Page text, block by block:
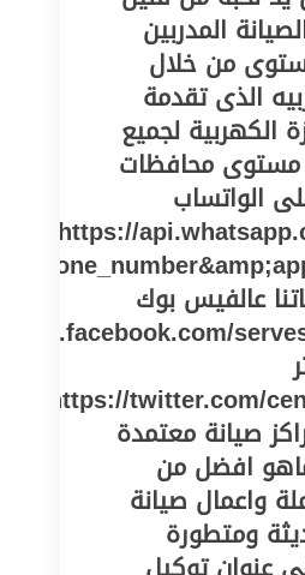
المدربين
من خلال
الذى تقدمة
الكهربية لجميع
مستوى محافظات
الواتساب
https://
عالفيس بوك
https://twitter.com/
صيانة معتمدة
افضل من
واعمال صيانة
ومتطورة